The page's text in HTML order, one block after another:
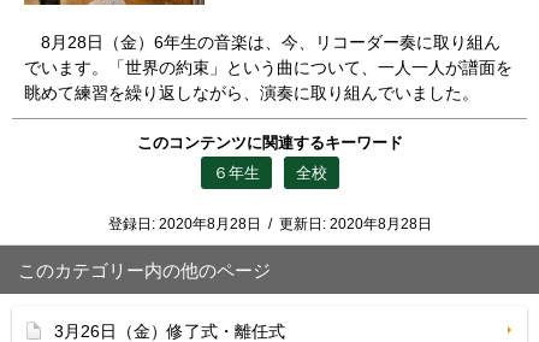
8月28日（金）6年生の音楽は、今、リコーダー奏に取り組ん
でいます。「世界の約束」という曲について、一人一人が譜面を
眺めて練習を繰り返しながら、演奏に取り組んでいました。
このコンテンツに関連するキーワード
６年生
全校
登録日: 2020年8月28日 / 更新日: 2020年8月28日
このカテゴリー内の他のページ
3月26日（金）修了式・離任式